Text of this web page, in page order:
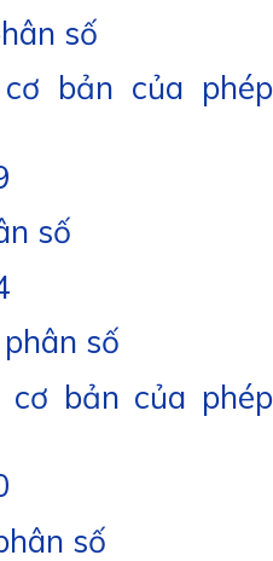
số
bản của phép
số
số
bản của phép
số